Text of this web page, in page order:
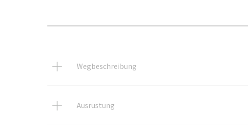
Wegbeschreibung
Ausrüstung